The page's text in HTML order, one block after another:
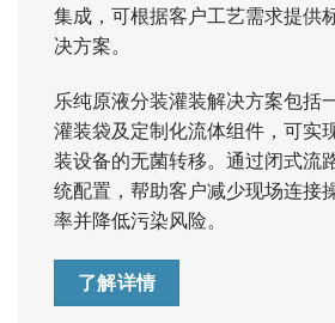
集成，可根据客户工艺需求提供
决方案。
乐纯原液分装灌装解决方案包括
灌装袋及定制化流体组件，可实
装设备的无菌转移。通过闭式流
统配置，帮助客户减少现场连接
率并降低污染风险。
了解详情